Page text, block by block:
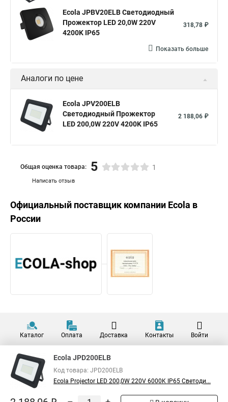
Ecola JPBV20ELB Светодиодный
Прожектор LED 20,0W 220V
4200K IP65
318,78 ₽
Показать больше
Аналоги по цене
Ecola JPV200ELB
Светодиодный Прожектор
LED 200,0W 220V 4200K IP65
2 188,06 ₽
Написать отзыв
Общая оценка товара: 5 1
Официальный поставщик компании Ecola в
России
Каталог Оплата Доставка Контакты Войти
Ecola JPD200ELB
Код товара: JPD200ELB
Ecola Projector LED 200,0W 220V 6000K IP65 Светоди...